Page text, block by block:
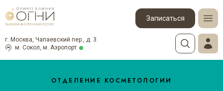
Записаться
м. Сокол, м. Аэропорт
г. Москва, Чапаевский пер., д. 3
ОТДЕЛЕНИЕ КОСМЕТОЛОГИИ